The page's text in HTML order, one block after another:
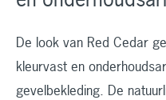
De look van Red Cedar
kleurvast en
gevelbekleding. De